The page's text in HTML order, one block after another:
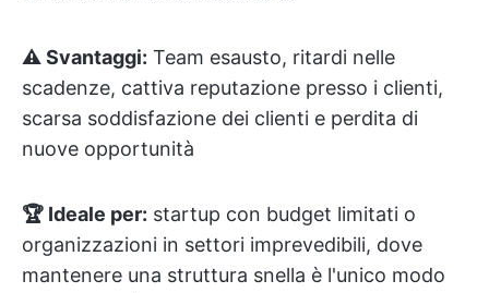
⚠️ Svantaggi: Team esausto, ritardi nelle
scadenze, cattiva reputazione presso i clienti,
scarsa soddisfazione dei clienti e perdita di
nuove opportunità
🏆 Ideale per: startup con budget limitati o
organizzazioni in settori imprevedibili, dove
mantenere una struttura snella è l'unico modo